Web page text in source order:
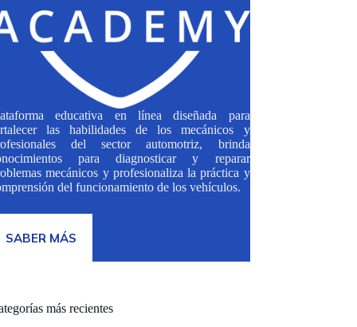
educativa en línea diseñada para
las habilidades de los mecánicos y
del sector automotriz, brinda
para diagnosticar y reparar
mecánicos y profesionaliza la práctica y
del funcionamiento de los vehículos.
SABER MÁS
más recientes